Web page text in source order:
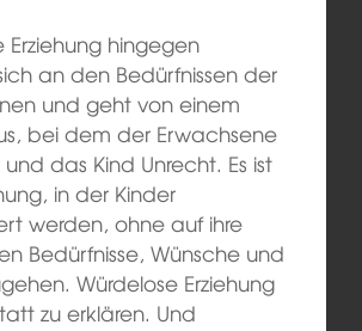
Erziehung hingegen
an den Bedürfnissen der
und geht von einem
bei dem der Erwachsene
das Kind Unrecht. Es ist
in der Kinder
werden, ohne auf ihre
Bedürfnisse, Wünsche und
Würdelose Erziehung
zu erklären. Und